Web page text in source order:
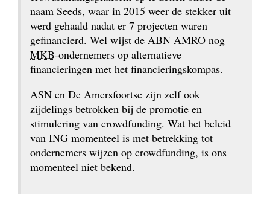
naam Seeds, waar in 2015 weer de stekker uit
werd gehaald nadat er 7 projecten waren
gefinancierd. Wel wijst de ABN AMRO nog
MKB-ondernemers op alternatieve
financieringen met het financieringskompas.
ASN en De Amersfoortse zijn zelf ook
zijdelings betrokken bij de promotie en
stimulering van crowdfunding. Wat het beleid
van ING momenteel is met betrekking tot
ondernemers wijzen op crowdfunding, is ons
momenteel niet bekend.